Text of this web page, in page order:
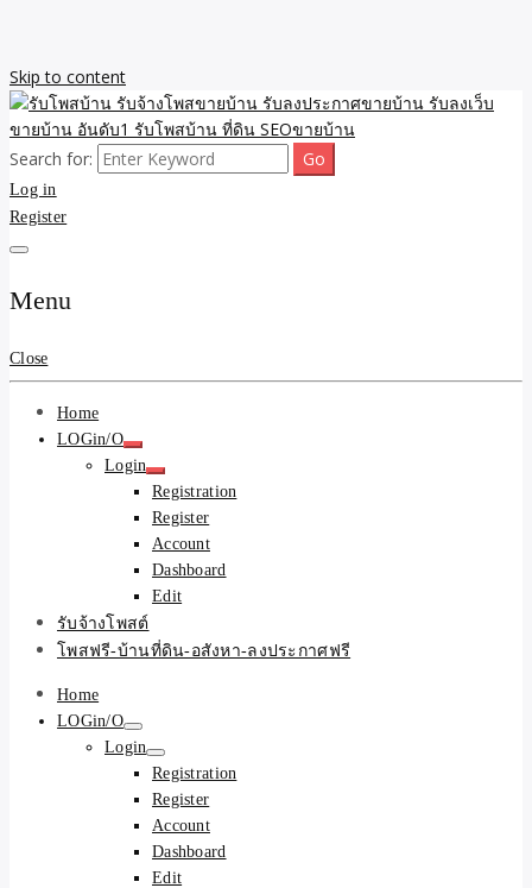
Skip to content
รับโพสบ้าน รับจ้างโพสขาย
บ้าน รับลงประกาศขายบ้าน
รับลงเว็บขายบ้าน อันดับ1
รับโพสบ้าน ที่ดิน SEOขาย
บ้าน
รับจ้างโพสขายบ้าน รับลงเว็บขายบ้าน รับโพสบ้าน รับลงประกาศขาย
บ้าน โพสบ้าน ขายที่ดิน SEO อสังหา ราคาถูก รับลงขายบ้าน
Search for:
Log in
Register
Menu
Close
Home
LOGin/O
Login
Registration
Register
Account
Dashboard
Edit
รับจ้างโพสต์
โพสฟรี-บ้านที่ดิน-อสังหา-ลงประกาศฟรี
Home
LOGin/O
Login
Registration
Register
Account
Dashboard
Edit